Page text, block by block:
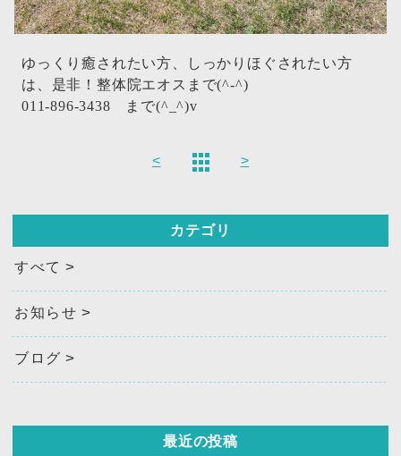
ゆっくり癒されたい方、しっかりほぐされたい方
は、是非！整体院エオスまで(^-^)
011-896-3438 まで(^_^)v
< >
カテゴリ
すべて
お知らせ
ブログ
最近の投稿